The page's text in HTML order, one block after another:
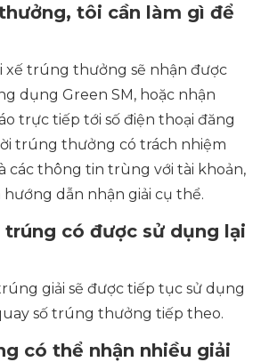
tôi cần làm gì để
xế trúng thưởng sẽ nhận được
dụng Green SM, hoặc nhận
trực tiếp tới số điện thoại đăng
trúng thưởng có trách nhiệm
các thông tin trùng với tài khoản,
hướng dẫn nhận giải cụ thể.
trúng có được sử dụng lại
giải sẽ được tiếp tục sử dụng
số trúng thưởng tiếp theo.
có thể nhận nhiều giải